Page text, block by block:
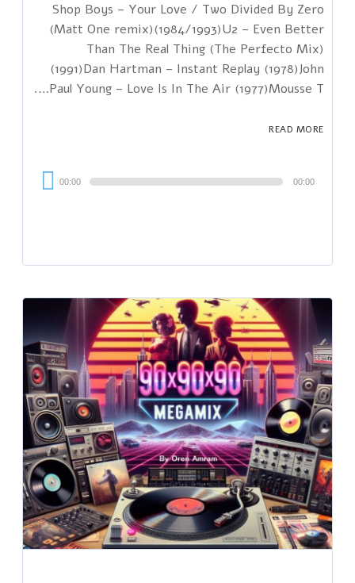
Shop Boys – Your Love / Two Divided By Zero
(Matt One remix)(1984/1993)U2 – Even Better
Than The Real Thing (The Perfecto Mix)
(1991)Dan Hartman – Instant Replay (1978)John
Paul Young – Love Is In The Air (1977)Mousse T….
READ MORE
00:00 00:00